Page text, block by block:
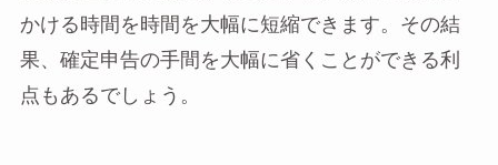
かける時間を時間を大幅に短縮できます。その結
果、確定申告の手間を大幅に省くことができる利
点もあるでしょう。